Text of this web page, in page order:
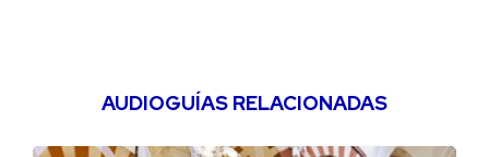
AUDIOGUÍAS RELACIONADAS